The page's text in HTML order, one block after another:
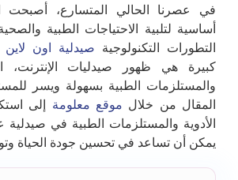
في عصرنا الحالي المتسارع، أصبحت
أساسية لتلبية الاحتياجات الطبية
التطورات التكنولوجية صيدلية اون لاين
كبيرة هي ظهور صيدليات الإنترنت،
والمستلزمات الطبية بسهولة ويسر
المقال من خلال موقع معلومة إلى
الأدوية والمستلزمات الطبية في صيدلية
يمكن أن تساعد في تحسين جودة الحياة